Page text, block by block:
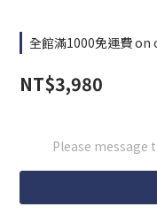
全館滿1000免運費 on
NT$3,980
Please message